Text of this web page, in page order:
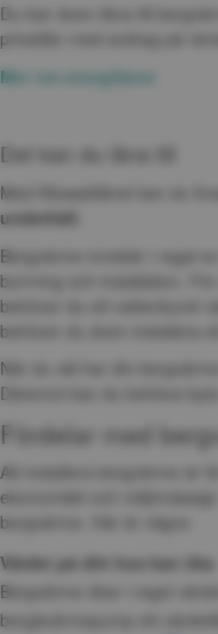
Du kan även låna till
privatlån med avdrag på
Mer om energilånet
Det kan du låna till
Med Kilowattlånet kan du
underhåll
Bergvärme innebär i regel
borrning och installation.
behöver du ett vattenburet
behöver du även installera
När du väl har din
Däremot kan du behöva
Fördelar med
Att installera bergvärme är
ekonomiskt och
bergvärme. Här är några:
Värdet på ditt hus kan öka
Bergvärme ökar i regel
bergävärmepump ett